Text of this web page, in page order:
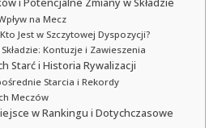
na Mecz
Jest w Szczytowej Dyspozycji?
Kontuzje i Zawieszenia
Starć i Historia Rywalizacji
Starcia i Rekordy
Meczów
w Rankingu i Dotychczasowe